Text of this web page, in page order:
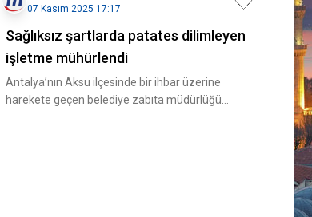
07 Kasım 2025 17:17
Sağlıksız şartlarda patates dilimleyen
işletme mühürlendi
Antalya’nın Aksu ilçesinde bir ihbar üzerine
harekete geçen belediye zabıta müdürlüğü